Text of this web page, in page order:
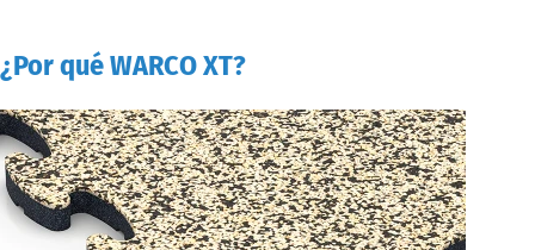
¿Por qué WARCO XT?